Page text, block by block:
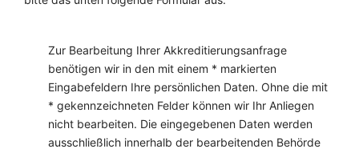
Zur Bearbeitung Ihrer Akkreditierungsanfrage
benötigen wir in den mit einem * markierten
Eingabefeldern Ihre persönlichen Daten. Ohne die mit
* gekennzeichneten Felder können wir Ihr Anliegen
nicht bearbeiten. Die eingegebenen Daten werden
ausschließlich innerhalb der bearbeitenden Behörde